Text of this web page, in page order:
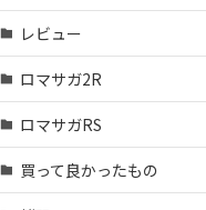
レビュー
ロマサガ2R
ロマサガRS
買って良かったもの